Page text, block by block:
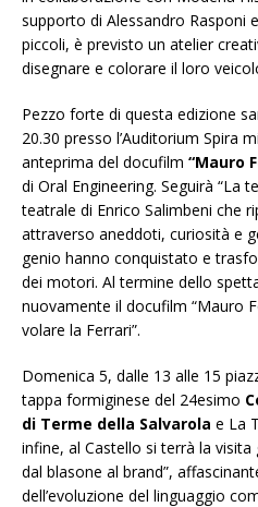
supporto di Alessandro Rasponi
piccoli, è previsto un atelier
disegnare e colorare il loro
Pezzo forte di questa edizione
20.30 presso l’Auditorium Spira
anteprima del docufilm “Mauro
di Oral Engineering. Seguirà “La
teatrale di Enrico Salimbeni che
attraverso aneddoti, curiosità e
genio hanno conquistato e
dei motori. Al termine dello
nuovamente il docufilm “Mauro
volare la Ferrari”.
Domenica 5, dalle 13 alle 15
tappa formiginese del 24esimo
di Terme della Salvarola e La
infine, al Castello si terrà la
dal blasone al brand”,
dell’evoluzione del linguaggio